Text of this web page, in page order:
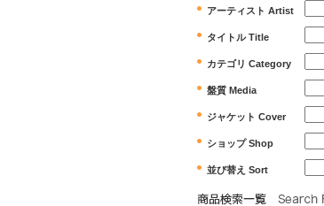
アーティスト Artist
タイトル Title
カテゴリ Category
盤質 Media
ジャケット Cover
ショップ Shop
並び替え Sort